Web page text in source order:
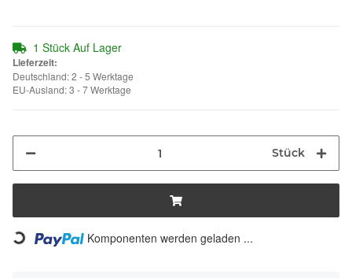
1 Stück Auf Lager
Lieferzeit:
Deutschland: 2 - 5 Werktage
EU-Ausland: 3 - 7 Werktage
Stück
Loading... Komponenten werden geladen ...